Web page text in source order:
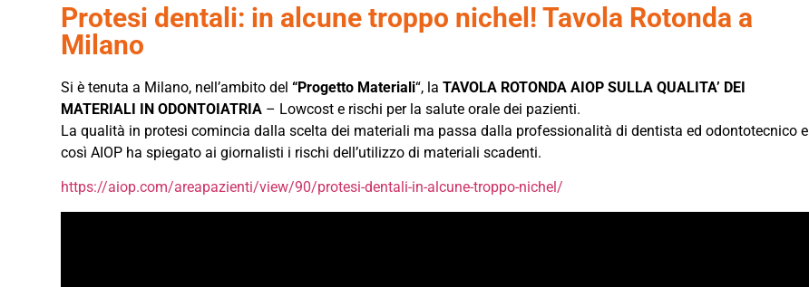
Protesi dentali: in alcune troppo nichel! Tavola Rotonda a
Milano
Si è tenuta a Milano, nell’ambito del“Progetto Materiali“, laTAVOLA ROTONDA AIOP SULLA QUALITA’ DEI
MATERIALI IN ODONTOIATRIA – Lowcost e rischi per la salute orale dei pazienti.
La qualità in protesi comincia dalla scelta dei materiali ma passa dalla professionalità di dentista ed odontotecnico e
così AIOP ha spiegato ai giornalisti i rischi dell’utilizzo di materiali scadenti.
https://aiop.com/areapazienti/view/90/protesi-dentali-in-alcune-troppo-nichel/